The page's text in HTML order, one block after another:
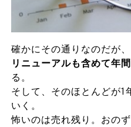
確かにその通りなのだが、
リニューアルも含めて年
る。
そして、そのほとんどが1
いく。
怖いのは売れ残り。おの